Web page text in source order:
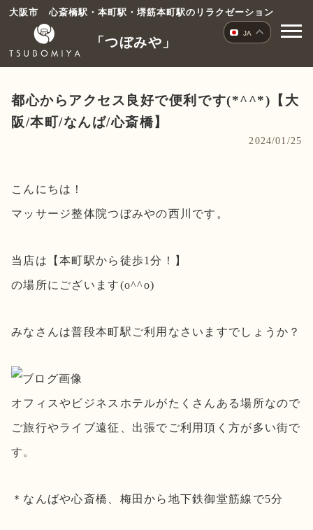
コ
ン
大阪市 心斎橋駅・本町駅・堺筋本町駅のリラクゼーション
「つぼみや」
都心からアクセス良好で便利です(*^^*)【大
阪/本町/なんば/心斎橋】
2024/01/25
こんにちは！
マッサージ整体院つぼみやの西川です。
当店は【本町駅から徒歩1分！】
の場所にございます(o^^o)
みなさんは普段本町駅ご利用なさいますでしょうか？
オフィスやビジネスホテルがたくさんある場所なので
ご旅行やライブ遠征、出張でご利用頂く方が多い街で
す。
＊なんばや心斎橋、梅田から地下鉄御堂筋線で5分
JA